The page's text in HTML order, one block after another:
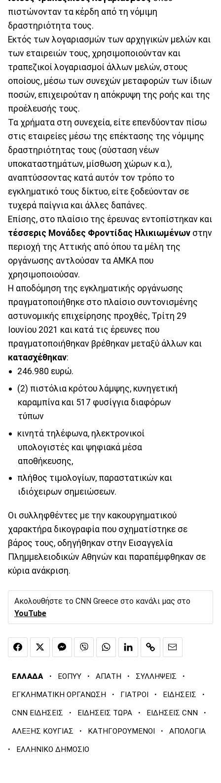
πιστώνονταν τα κέρδη από τη νόμιμη
δραστηριότητα τους.
Εκτός των λογαριασμών των αρχηγικών μελών και
των εταιρειών τους, χρησιμοποιούνταν και
τραπεζικοί λογαριασμοί άλλων μελών, στους
οποίους, μέσω των συνεχών μεταφορών των ίδιων
ποσών, επιχειρούταν η απόκρυψη της ροής και της
προέλευσής τους.
Τα χρήματα στη συνεχεία, είτε επενδύονταν πίσω
στις εταιρείες μέσω της επέκτασης της νόμιμης
δραστηριότητας τους (σύσταση νέων
υποκαταστημάτων, μίσθωση χώρων κ.α.),
αναπτύσσοντας κατά αυτόν τον τρόπο το
εγκληματικό τους δίκτυο, είτε ξοδεύονταν σε
τυχερά παίγνια και άλλες δαπάνες.
Επίσης, στο πλαίσιο της έρευνας εντοπίστηκαν και
τέσσερις Μονάδες Φροντίδας Ηλικιωμένων στην
περιοχή της Αττικής από όπου τα μέλη της
οργάνωσης αντλούσαν τα ΑΜΚΑ που
χρησιμοποιούσαν.
Η αποδόμηση της εγκληματικής οργάνωσης
πραγματοποιήθηκε στο πλαίσιο συντονισμένης
αστυνομικής επιχείρησης προχθές, Τρίτη 29
Ιουνίου 2021 και κατά τις έρευνες που
πραγματοποιήθηκαν βρέθηκαν μεταξύ άλλων και
κατασχέθηκαν:
246.980 ευρώ.
(2) πιστόλια κρότου λάμψης, κυνηγετική
καραμπίνα και 517 φυσίγγια διαφόρων
τύπων
κινητά τηλέφωνα, ηλεκτρονικοί
υπολογιστές και ψηφιακά μέσα
αποθήκευσης,
πλήθος τιμολογίων, παραστατικών και
ιδιόχειρων σημειώσεων.
Οι συλληφθέντες με την κακουργηματικού
χαρακτήρα δικογραφία που σχηματίστηκε σε
βάρος τους, οδηγήθηκαν στην Εισαγγελία
Πλημμελειοδικών Αθηνών και παραπέμφθηκαν σε
κύρια ανάκριση.
Ακολουθήστε το CNN Greece στο κανάλι μας στο
YouTube
ΕΛΛΑΔΑ · ΕΟΠΥΥ · ΑΠΑΤΗ · ΣΥΛΛΗΨΕΙΣ ·
ΕΓΚΛΗΜΑΤΙΚΗ ΟΡΓΑΝΩΣΗ · ΓΙΑΤΡΟΙ · ΕΙΔΗΣΕΙΣ ·
CNN ΕΙΔΗΣΕΙΣ · ΕΙΔΗΣΕΙΣ ΤΩΡΑ · ΕΙΔΗΣΕΙΣ CNN ·
ΑΛΕΞΗΣ ΚΟΥΓΙΑΣ · ΚΑΤΗΓΟΡΟΥΜΕΝΟΙ · ΑΠΟΛΟΓΙΑ
· ΕΛΛΗΝΙΚΟ ΔΗΜΟΣΙΟ